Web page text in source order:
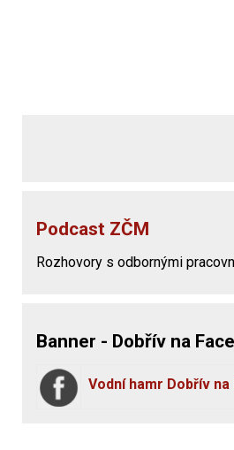
Podcast ZČM
Rozhovory s odbornými
Banner - Dobřív na
Vodní hamr Dobřív